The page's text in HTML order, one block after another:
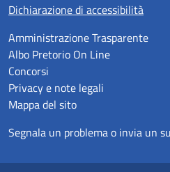
Dichiarazione di accessibilità
Amministrazione Trasparente
Albo Pretorio On Line
Concorsi
Privacy e note legali
Mappa del sito
Segnala un problema o invia un